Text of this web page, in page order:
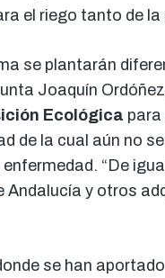
el riego tanto de
se plantarán
Joaquín
Ecológica para
de la cual aún no
“De
Andalucía y otros
se han